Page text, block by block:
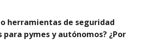
o herramientas de seguridad
pymes y autónomos? ¿Por